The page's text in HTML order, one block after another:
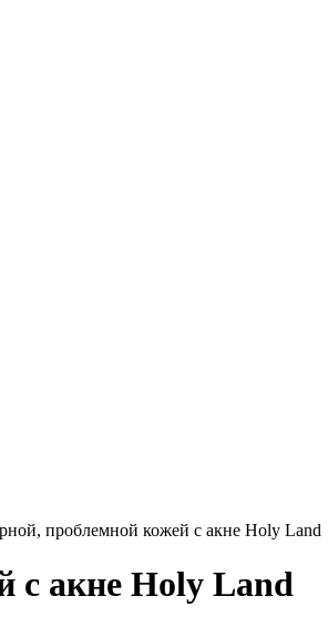
проблемной кожей с акне Holy Land
с акне Holy Land